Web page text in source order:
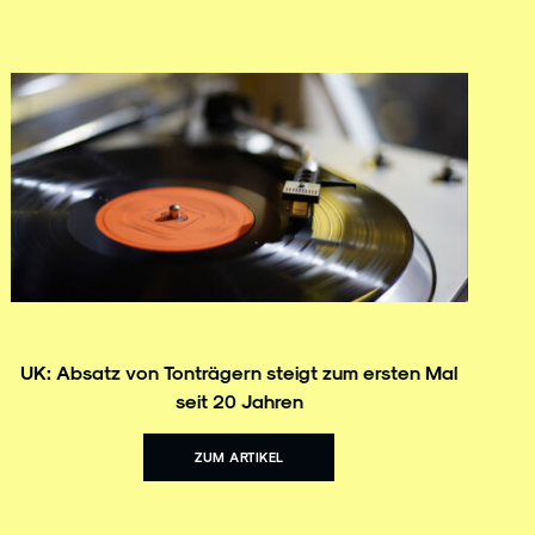
UK: Absatz von Tonträgern steigt zum ersten Mal
seit 20 Jahren
ZUM ARTIKEL